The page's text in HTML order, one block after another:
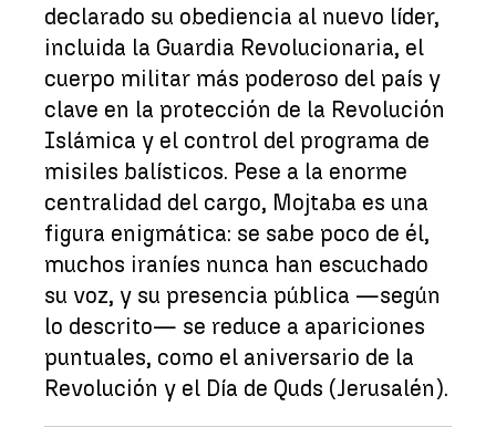
declarado su obediencia al nuevo líder,
incluida la Guardia Revolucionaria, el
cuerpo militar más poderoso del país y
clave en la protección de la Revolución
Islámica y el control del programa de
misiles balísticos. Pese a la enorme
centralidad del cargo, Mojtaba es una
figura enigmática: se sabe poco de él,
muchos iraníes nunca han escuchado
su voz, y su presencia pública —según
lo descrito— se reduce a apariciones
puntuales, como el aniversario de la
Revolución y el Día de Quds (Jerusalén).